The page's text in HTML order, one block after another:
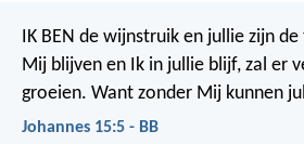
IK BEN de wijnstruik en jullie zijn
Mij blijven en Ik in jullie blijf, zal er
groeien. Want zonder Mij kunnen
Johannes 15:5 - BB